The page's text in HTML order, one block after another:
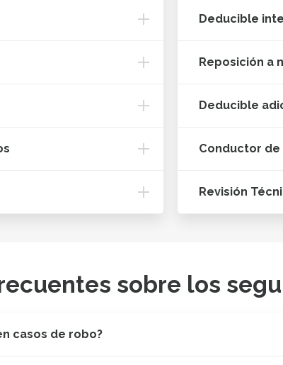
Deducible
Reposición a
Deducible
Conductor de
Revisión
sobre los
casos de robo?